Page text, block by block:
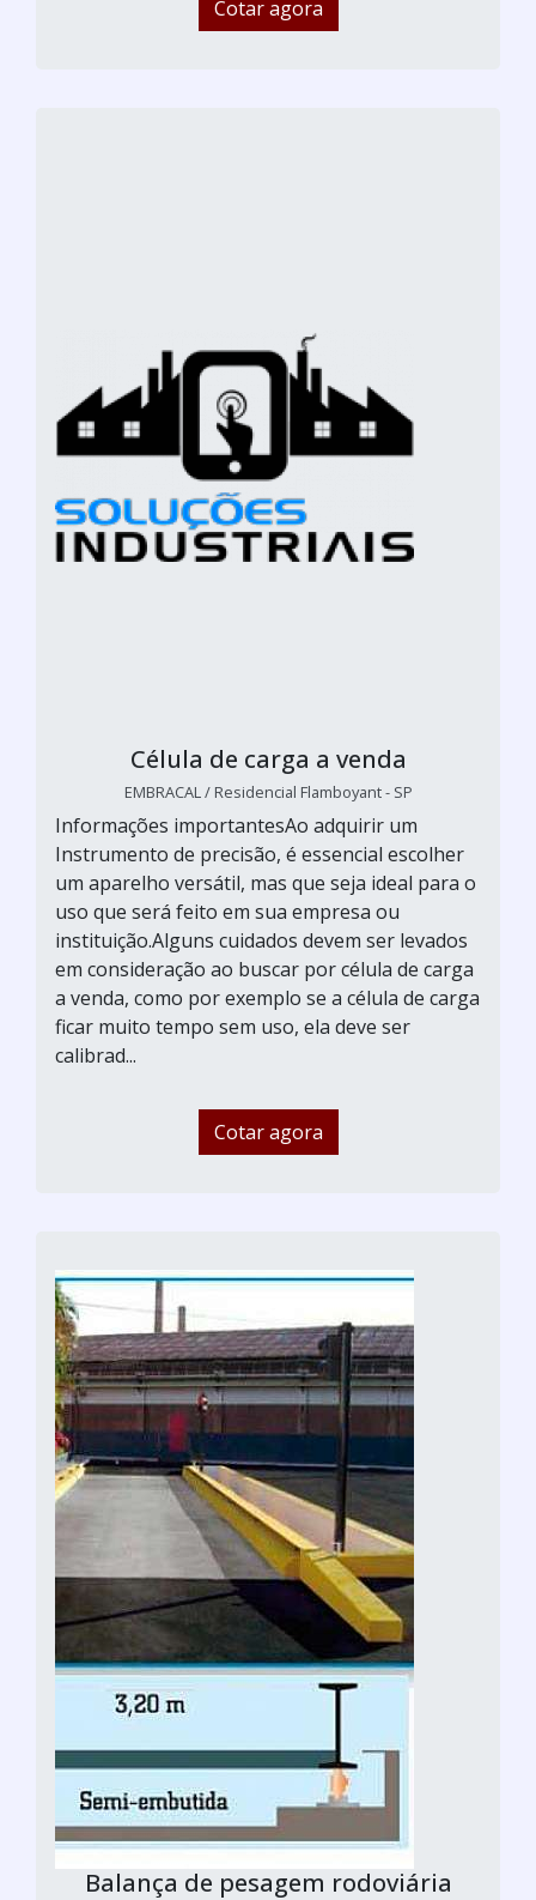
Cotar agora
Célula de carga a venda
EMBRACAL / Residencial Flamboyant - SP
Informações importantesAo adquirir um
Instrumento de precisão, é essencial escolher
um aparelho versátil, mas que seja ideal para o
uso que será feito em sua empresa ou
instituição.Alguns cuidados devem ser levados
em consideração ao buscar por célula de carga
a venda, como por exemplo se a célula de carga
ficar muito tempo sem uso, ela deve ser
calibrad...
Cotar agora
Balança de pesagem rodoviária